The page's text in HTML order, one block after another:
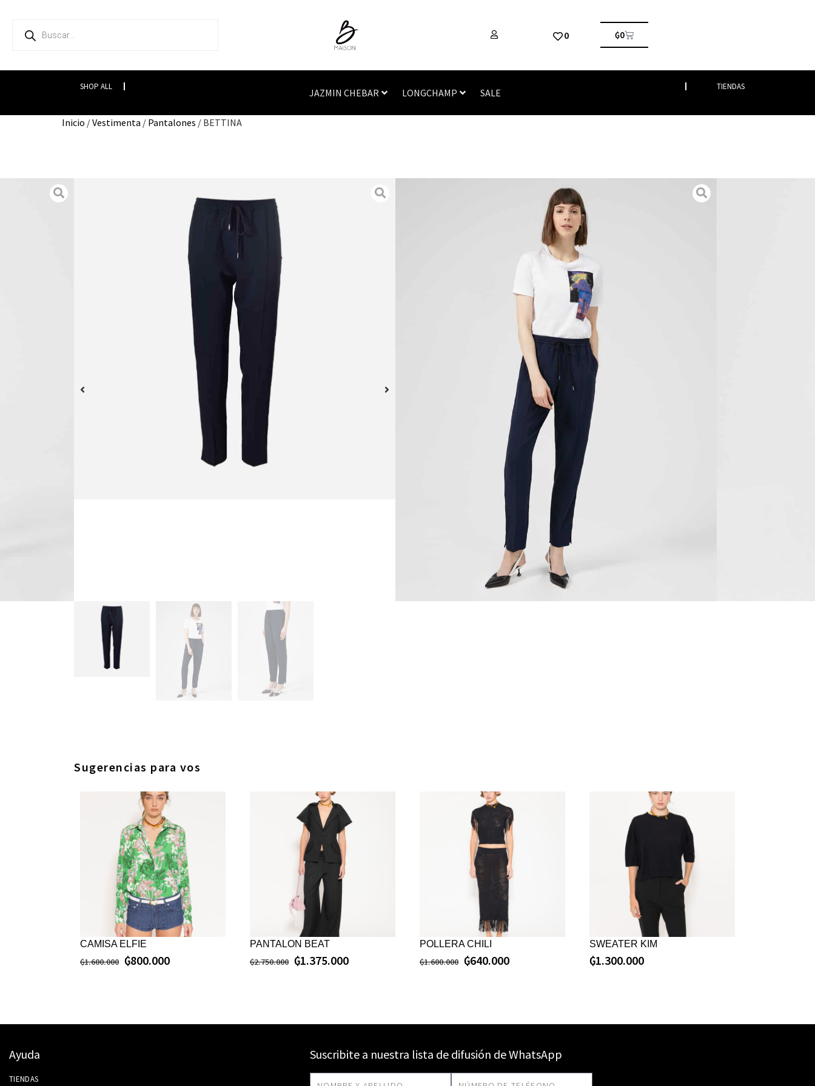
0 ₲0
SHOP ALL
JAZMIN CHEBAR LONGCHAMP SALE
TIENDAS
Inicio /Vestimenta / Pantalones / BETTINA
Pantalones/ BETTINA
Vestimenta
Pantalones Bettina. Bolsillos bolsillo trasero, bolsillos laterales.
100% poliéster.
Este producto no está disponible porque no quedan existencias.
Añadir al Wishlist
Sugerencias para vos
CAMISA ELFIE
₲1.600.000 ₲800.000
PANTALON BEAT
₲2.750.000 ₲1.375.000
POLLERA CHILI
₲1.600.000 ₲640.000
SWEATER KIM
₲1.300.000
Ayuda
TIENDAS
Suscribite a nuestra lista de difusión de WhatsApp